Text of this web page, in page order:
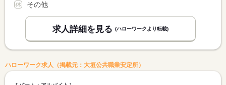
その他
求人詳細を見る (ハローワークより転載)
ハローワーク求人（掲載元：大垣公共職業安定所）